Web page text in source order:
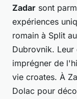
Zadar sont
expériences
romain à Split
Dubrovnik.
imprégner de
vie croates. À
Dolac pour